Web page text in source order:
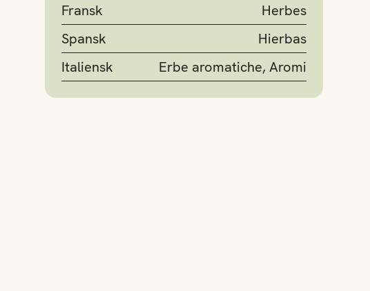
Fransk
Herbes
Spansk
Hierbas
Italiensk
Erbe aromatiche, Aromi